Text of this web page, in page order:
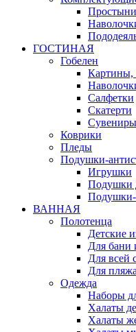
Простыни
ГОСТИНАЯ
Гобелен
Картины,
Салфетки
Скатерти
Сувениры
Коврики
Пледы
Подушки-
Игрушки
Подушки
ВАННАЯ
Полотенца
Детские
Для бани
Для всей
Для пляжа
Одежда
Наборы
Халаты
Халаты